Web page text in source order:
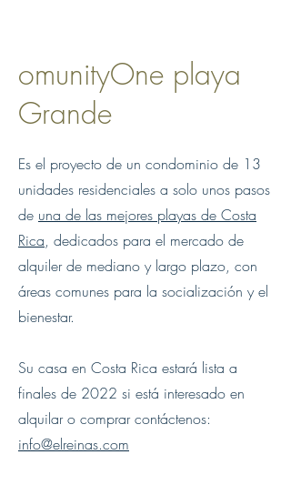
omunityOne playa
Grande
Es el proyecto de un condominio de 13
unidades residenciales a solo unos pasos
de una de las mejores playas de Costa
Rica, dedicados para el mercado de
alquiler de mediano y largo plazo, con
áreas comunes para la socialización y el
bienestar.
Su casa en Costa Rica estará lista a
finales de 2022 si está interesado en
alquilar o comprar contáctenos:
info@elreinas.com